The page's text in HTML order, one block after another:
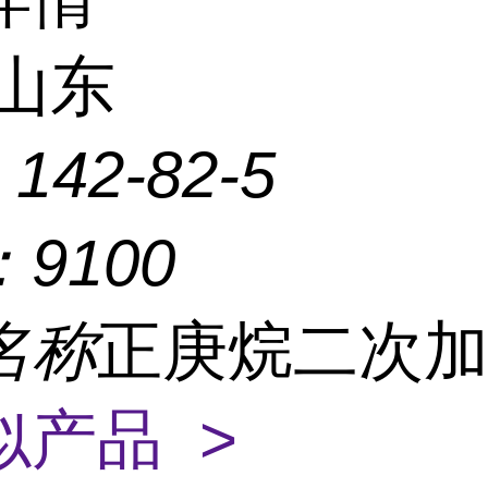
东
142-82-5
9100
称正庚烷二次
产品 >